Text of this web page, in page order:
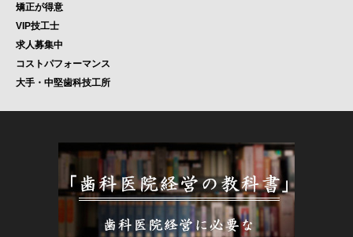
矯正が得意
VIP技工士
求人募集中
コストパフォーマンス
大手・中堅歯科技工所